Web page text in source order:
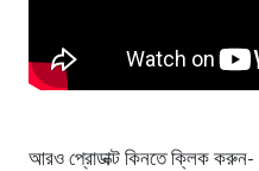
আরও প্রোডাক্ট কিনতে ক্লিক করুন-